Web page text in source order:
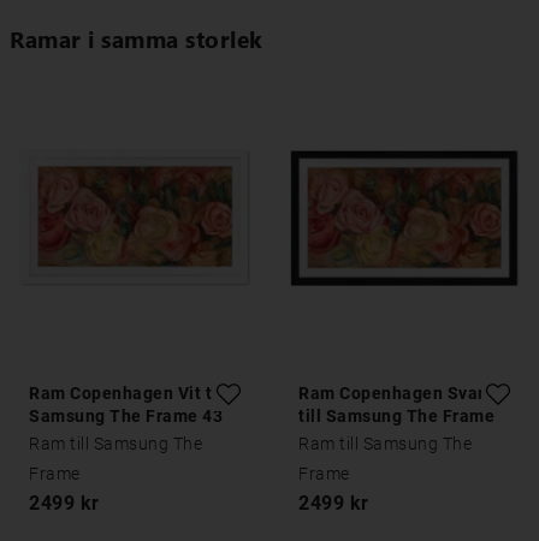
Ramar i samma storlek
Ram Copenhagen Vit till
Samsung The Frame 43
tum
Ram till Samsung The
Frame
2499 kr
Ram Copenhagen Svart
till Samsung The Frame
43 tum
Ram till Samsung The
Frame
2499 kr